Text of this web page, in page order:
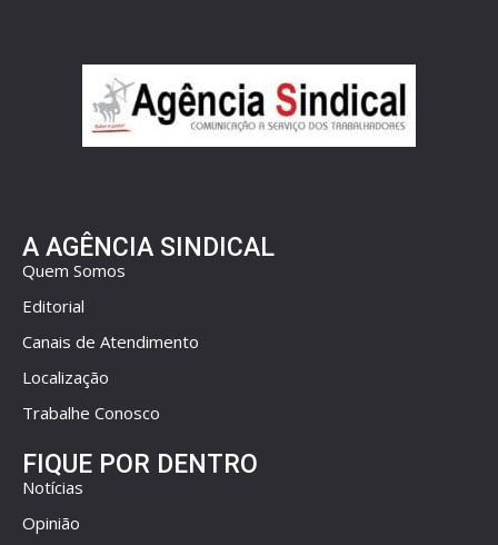
A AGÊNCIA SINDICAL
Quem Somos
Editorial
Canais de Atendimento
Localização
Trabalhe Conosco
FIQUE POR DENTRO
Notícias
Opinião